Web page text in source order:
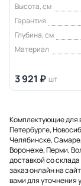
Высота, см
Гарантия
Глубина, см
Материал
3 921 ₽ шт
Комплектующие для
Петербурге,
Челябинске,
Воронеже, Перми,
доставкой со
заказ онлайн на
вами для уточнения